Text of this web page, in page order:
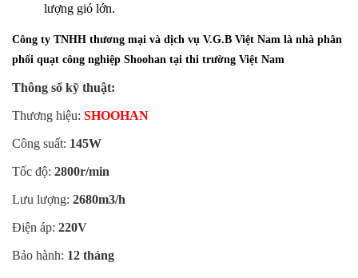
lượng gió lớn.
Công ty TNHH thương mại và dịch vụ V.G.B Việt Nam là nhà phân
phối quạt công nghiệp Shoohan tại thi trường Việt Nam
Thông số kỹ thuật:
Thương hiệu: SHOOHAN
Công suất: 145W
Tốc độ: 2800r/min
Lưu lượng: 2680m3/h
Điện áp: 220V
Bảo hành: 12 tháng